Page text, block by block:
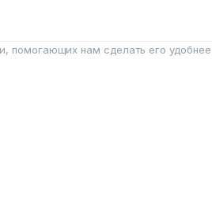
помогающих нам сделать его